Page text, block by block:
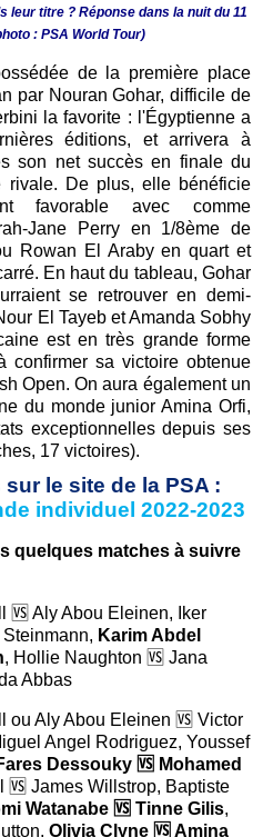
leur titre ? Réponse dans la nuit du 11
: PSA World Tour)
de la première place
par Nouran Gohar, difficile de
la favorite : l'Égyptienne a
éditions, et arrivera à
son net succès en finale du
rivale. De plus, elle bénéficie
favorable avec comme
Jane Perry en 1/8ème de
Rowan El Araby en quart et
En haut du tableau, Gohar
se retrouver en demi-
El Tayeb et Amanda Sobhy
est en très grande forme
confirmer sa victoire obtenue
Open. On aura également un
du monde junior Amina Orfi,
exceptionnelles depuis ses
17 victoires).
le site de la PSA :
individuel 2022-2023
quelques matches à suivre
🆚 Aly Abou Eleinen, Iker
Karim Abdel
, Hollie Naughton 🆚 Jana
Abbas
ou Aly Abou Eleinen 🆚 Victor
Angel Rodriguez, Youssef
Dessouky 🆚 Mohamed
🆚 James Willstrop, Baptiste
Watanabe 🆚 Tinne Gilis,
Olivia Clyne 🆚 Amina